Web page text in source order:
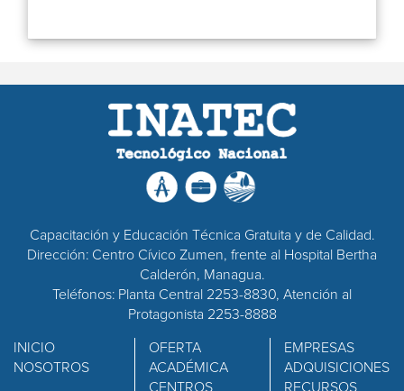
Capacitación y Educación Técnica Gratuita y de Calidad.
Dirección: Centro Cívico Zumen, frente al Hospital Bertha
Calderón, Managua.
Teléfonos: Planta Central 2253-8830, Atención al
Protagonista 2253-8888
INICIO
NOSOTROS
OFERTA
ACADÉMICA
CENTROS
EMPRESAS
ADQUISICIONES
RECURSOS